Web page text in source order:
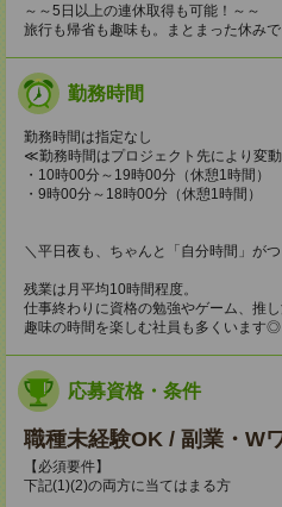
～～5日以上の連休取得も可能！～～
旅行も帰省も趣味も。まとまった休み
勤務時間
勤務時間は指定なし
≪勤務時間はプロジェクト先により変
・10時00分～19時00分（休憩1時間）
・9時00分～18時00分（休憩1時間）
＼平日夜も、ちゃんと「自分時間」が
残業は月平均10時間程度。
仕事終わりに資格の勉強やゲーム、推し
趣味の時間を楽しむ社員も多くいます◎
応募資格・条件
職種未経験OK / 副業・W
【必須要件】
下記(1)(2)の両方に当てはまる方